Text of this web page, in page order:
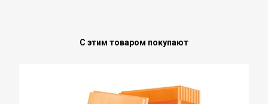
С этим товаром покупают